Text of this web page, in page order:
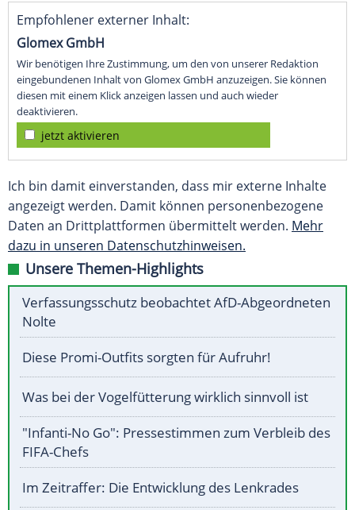
Empfohlener externer Inhalt:
Glomex GmbH
Wir benötigen Ihre Zustimmung, um den von unserer Redaktion
eingebundenen Inhalt von Glomex GmbH anzuzeigen. Sie können
diesen mit einem Klick anzeigen lassen und auch wieder
deaktivieren.
jetzt aktivieren
Ich bin damit einverstanden, dass mir externe Inhalte
angezeigt werden. Damit können personenbezogene
Daten an Drittplattformen übermittelt werden. Mehr
dazu in unseren Datenschutzhinweisen.
Unsere Themen-Highlights
Verfassungsschutz beobachtet AfD-Abgeordneten
Nolte
Diese Promi-Outfits sorgten für Aufruhr!
Was bei der Vogelfütterung wirklich sinnvoll ist
"Infanti-No Go": Pressestimmen zum Verbleib des
FIFA-Chefs
Im Zeitraffer: Die Entwicklung des Lenkrades